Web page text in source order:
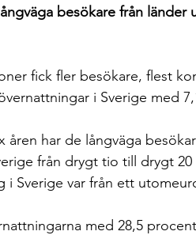
besökare från
fick fler besökare, flest
i Sverige med
åren har de långväga
från drygt tio till drygt
i Sverige var från ett
med 28,5